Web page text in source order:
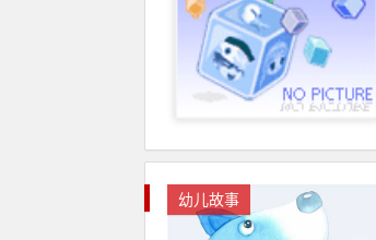
幼儿故事